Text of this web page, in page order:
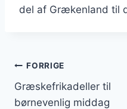
del af Grækenland til
FORRIGE
Græskefrikadeller til
børnevenlig middag